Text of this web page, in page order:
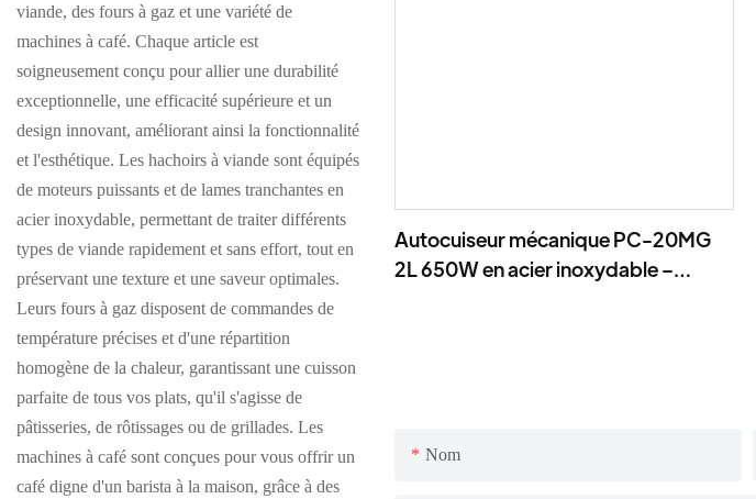
viande, des fours à gaz et une variété de
machines à café. Chaque article est
soigneusement conçu pour allier une durabilité
exceptionnelle, une efficacité supérieure et un
design innovant, améliorant ainsi la fonctionnalité
et l'esthétique. Les hachoirs à viande sont équipés
de moteurs puissants et de lames tranchantes en
acier inoxydable, permettant de traiter différents
types de viande rapidement et sans effort, tout en
préservant une texture et une saveur optimales.
Leurs fours à gaz disposent de commandes de
température précises et d'une répartition
homogène de la chaleur, garantissant une cuisson
parfaite de tous vos plats, qu'il s'agisse de
pâtisseries, de rôtissages ou de grillades. Les
machines à café sont conçues pour vous offrir un
café digne d'un barista à la maison, grâce à des
Autocuiseur mécanique PC-20MG
2L 650W en acier inoxydable –
Nom